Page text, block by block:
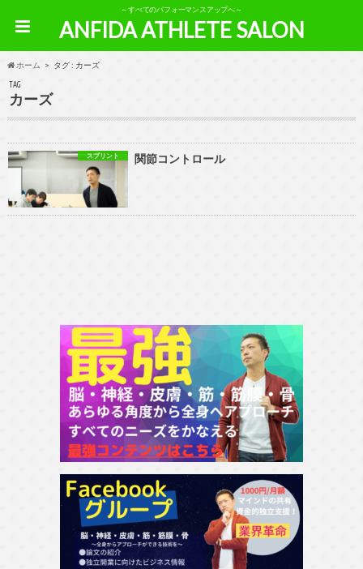
～すべてのパフォーマンスアップへ～
ANFIDA ATHLETE SALON
ホーム タグ : カーズ
TAG
カーズ
スプリント 関節コントロール